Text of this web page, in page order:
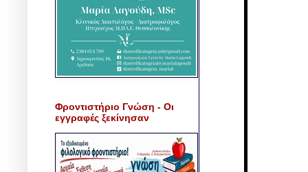
Φροντιστήριο Γνώση - Οι
εγγραφές ξεκίνησαν